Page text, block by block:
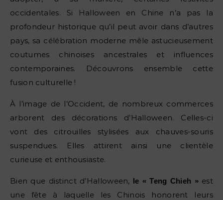
occidentales. Si Halloween en Chine n’a pas la
profondeur historique qu’il peut avoir dans d’autres
pays, sa célébration moderne mêle astucieusement
coutumes chinoises ancestrales et influences
contemporaines. Découvrons ensemble cette
fusion culturelle !
À l’image de l’Occident, de nombreux commerces
arborent des décorations d’Halloween. Celles-ci
vont des citrouilles stylisées aux chauves-souris
suspendues. Elles attirent ainsi une clientèle
curieuse et enthousiaste.
Bien que distinct d’Halloween, le « Teng Chieh »est
une fête à laquelle les Chinois honorent leurs